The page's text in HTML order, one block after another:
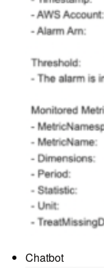
Chatbot